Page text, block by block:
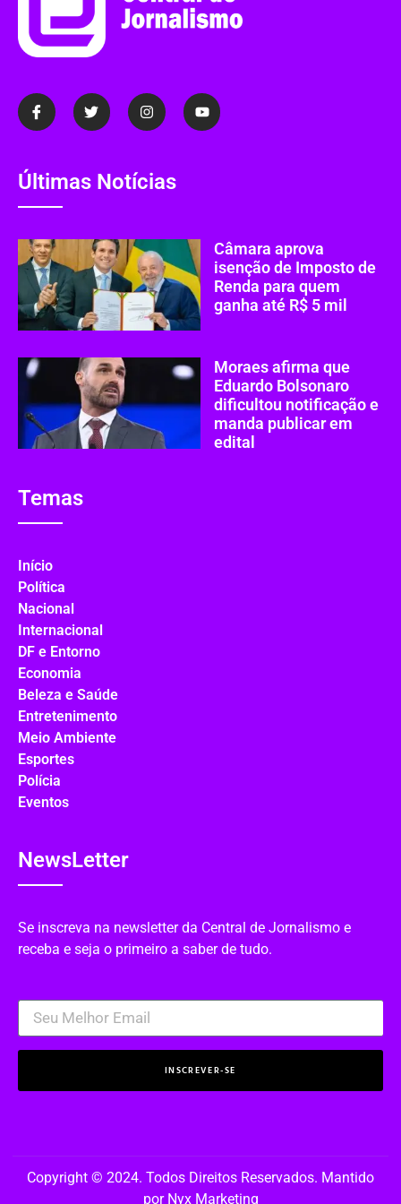
Últimas Notícias
Câmara aprova
isenção de Imposto de
Renda para quem
ganha até R$ 5 mil
Moraes afirma que
Eduardo Bolsonaro
dificultou notificação e
manda publicar em
edital
Temas
Início
Política
Nacional
Internacional
DF e Entorno
Economia
Beleza e Saúde
Entretenimento
Meio Ambiente
Esportes
Polícia
Eventos
NewsLetter
Se inscreva na newsletter da Central de Jornalismo e
receba e seja o primeiro a saber de tudo.
INSCREVER-SE
Copyright © 2024. Todos Direitos Reservados. Mantido
por Nyx Marketing